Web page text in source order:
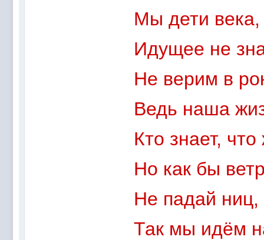
Мы дети века,
Идущее не
Не верим в
Ведь наша
Кто знает,
Но как бы
Не падай
Так мы идём